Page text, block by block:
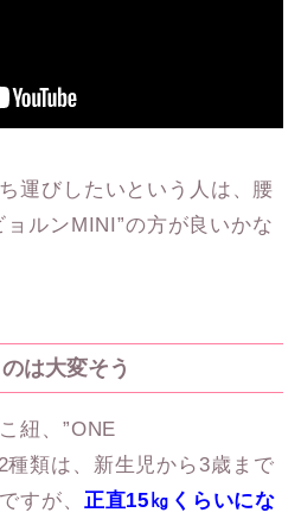
運びしたいという人は、腰
ルンMINI”の方が良いかな
は大変そう
紐、”ONE
種類は、新生児から3歳まで
すが、 正直15㎏くらいにな